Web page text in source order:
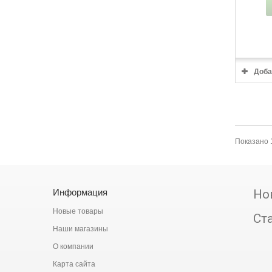
Показано
Информация
Новые товары
Наши магазины
О компании
Карта сайта